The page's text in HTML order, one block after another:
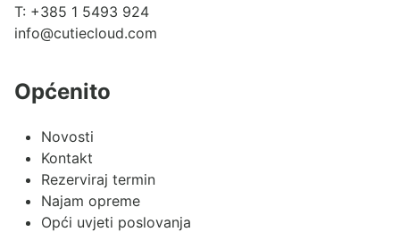
T: +385 1 5493 924
info@cutiecloud.com
Općenito
Novosti
Kontakt
Rezerviraj termin
Najam opreme
Opći uvjeti poslovanja